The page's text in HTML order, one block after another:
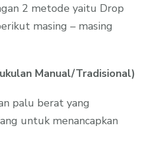
2 metode yaitu Drop
masing – masing
Manual/Tradisional)
palu berat yang
untuk menancapkan